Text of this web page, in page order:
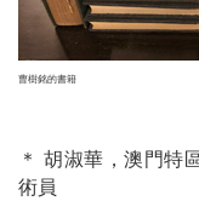
曹樹銘的書籍
＊ 胡淑華，澳門特
術員